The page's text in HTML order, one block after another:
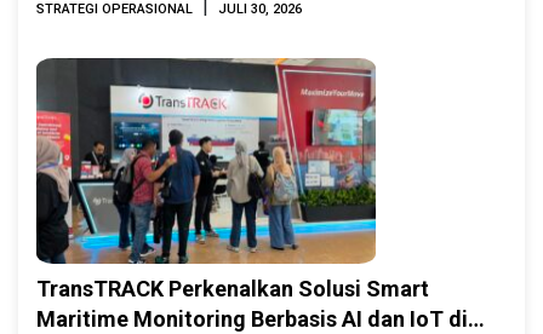
STRATEGI OPERASIONAL JULI 30, 2026
TransTRACK Perkenalkan Solusi Smart
Maritime Monitoring Berbasis AI dan IoT di